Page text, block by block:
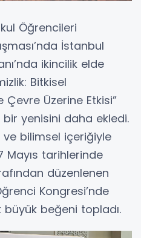
Öğrencileri
İstanbul
ikincilik elde
Bitkisel
Çevre Üzerine Etkisi”
bir yenisini daha ekledi.
ve bilimsel içeriğiyle
tarihlerinde
düzenlenen
Kongresi’nde
beğeni topladı.